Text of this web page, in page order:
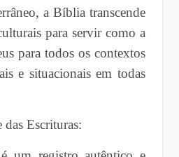
a Bíblia transcende
para servir como a
para todos os contextos
e situacionais em todas
Escrituras: